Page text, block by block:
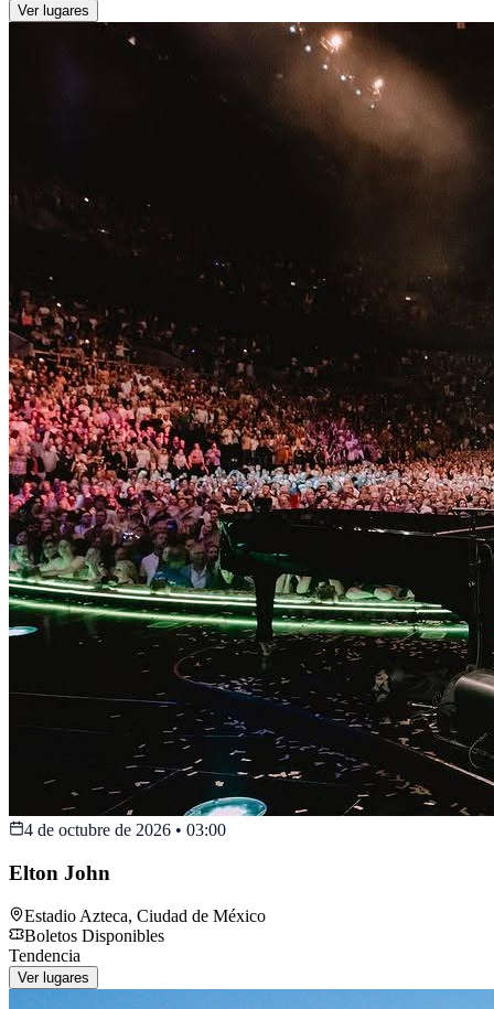
Ver lugares
4 de octubre de 2026 • 03:00
Elton John
Estadio Azteca, Ciudad de México
Boletos Disponibles
Tendencia
Ver lugares